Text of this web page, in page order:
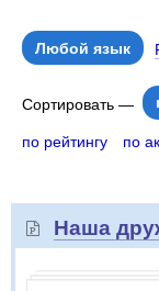
Любой язык
Сортировать —
по рейтингу по
Наша